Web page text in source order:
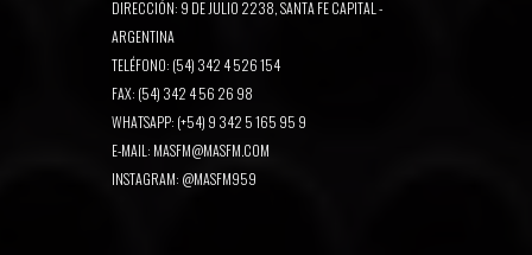
DIRECCIÓN: 9 DE JULIO 2238, SANTA FE CAPITAL -
ARGENTINA
TELÉFONO: (54) 342 4 526 154
FAX: (54) 342 4 56 26 98
WHATSAPP: (+54) 9 342 5 165 95 9
E-MAIL: MASFM@MASFM.COM
INSTAGRAM: @MASFM959